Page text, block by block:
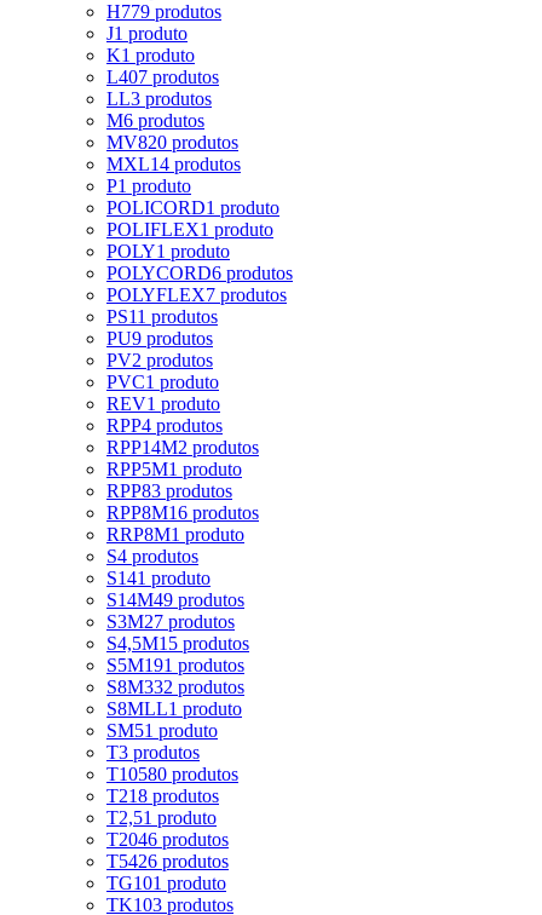
H779 produtos
J1 produto
K1 produto
L407 produtos
LL3 produtos
M6 produtos
MV820 produtos
MXL14 produtos
P1 produto
POLICORD1 produto
POLIFLEX1 produto
POLY1 produto
POLYCORD6 produtos
POLYFLEX7 produtos
PS11 produtos
PU9 produtos
PV2 produtos
PVC1 produto
REV1 produto
RPP4 produtos
RPP14M2 produtos
RPP5M1 produto
RPP83 produtos
RPP8M16 produtos
RRP8M1 produto
S4 produtos
S141 produto
S14M49 produtos
S3M27 produtos
S4,5M15 produtos
S5M191 produtos
S8M332 produtos
S8MLL1 produto
SM51 produto
T3 produtos
T10580 produtos
T218 produtos
T2,51 produto
T2046 produtos
T5426 produtos
TG101 produto
TK103 produtos